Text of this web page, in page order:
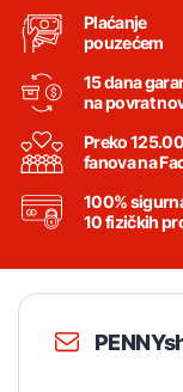
Plaćanje
pouzećem
15 dana
na povrat
Preko
fanova na
100%
10 fizičkih